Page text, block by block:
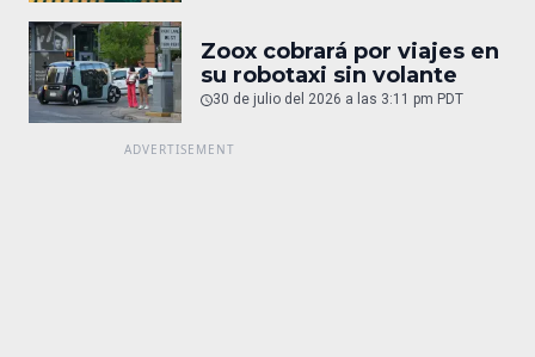
Zoox cobrará por viajes en
su robotaxi sin volante
30 de julio del 2026 a las 3:11 pm PDT